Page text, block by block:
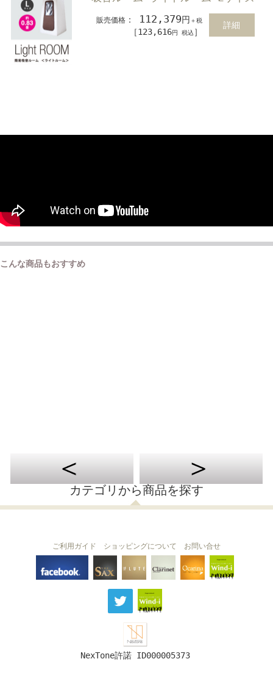
販売価格 ： 112,379円 ＋税
［123,616円 税込 ］
詳細
こんな商品もおすすめ
カテゴリから商品を探す
THE SAX The Clarinet
Ocarina
ご利用ガイド ショッピングについて お問い合せ
NexTone許諾 ID000005373